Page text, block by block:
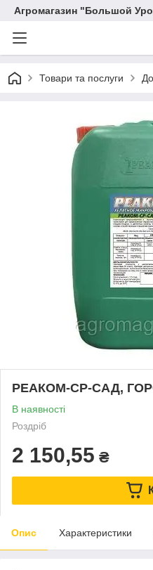
Агромагазин "Большой
Товари та послуги
РЕАКОМ-СР-САД,
В наявності
Роздріб
2 150,55 ₴
Опис Характеристики